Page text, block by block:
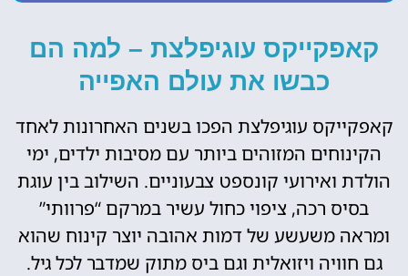
קאפקייקס עוגיפלצת – למה הם
כבשו את עולם האפייה
קאפקייקס עוגיפלצת הפכו בשנים האחרונות לאחד
הקינוחים המזוהים ביותר עם מסיבות ילדים, ימי
הולדת ואירועי קונספט צבעוניים. השילוב בין עוגת
בסיס רכה, ציפוי כחול עשיר במרקם “פרוותי”
ומראה משעשע של דמות אהובה יוצר קינוח שהוא
גם חוויה ויזואלית וגם ביס מתוק שמדבר לכל גיל.